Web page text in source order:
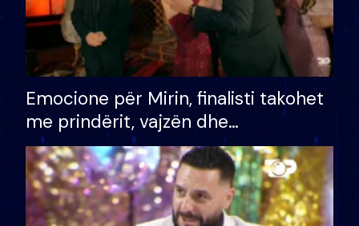
Emocione për Mirin, finalisti takohet
me prindërit, vajzën dhe
bashkëshorten: S’kemi ndonjë letër
divorci apo jo?